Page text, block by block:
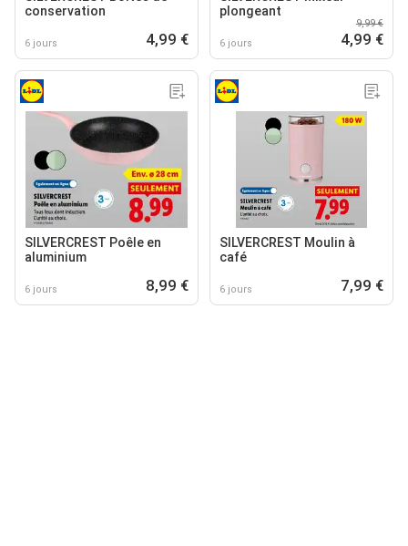
conservation
6 jours 4,99 €
plongeant
6 jours
9,99 €
4,99 €
SILVERCREST Poêle en
aluminium
6 jours 8,99 €
SILVERCREST Moulin à
café
6 jours 7,99 €